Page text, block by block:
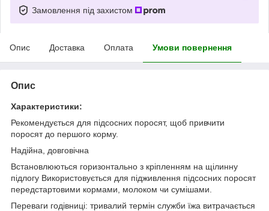
Замовлення під захистом
Опис Доставка Оплата Умови повернення
Опис
Характеристики:
Рекомендується для підсосних поросят, щоб привчити
поросят до першого корму.
Надійна, довговічна
Встановлюються горизонтально з кріпленням на щілинну
підлогу Використовується для підживлення підсосних поросят
передстартовими кормами, молоком чи сумішами.
Переваги годівниці: тривалий термін служби їжа витрачається